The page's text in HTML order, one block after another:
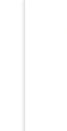
digestif.
bénéfiques sur
excellent
Idéal pour les
smoothies.
nouvelle
les propriétés
ce produit !
naturelle de
excellente
n'interfère pas
plats.
ingrédient